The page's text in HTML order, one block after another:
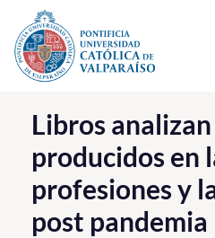
Click acá para ir directamente al
La Universidad
Investigación, Creación e
PUCV Internacional
Vinculación con el Medio
Libros
producidos en
profesiones y
post pandemia